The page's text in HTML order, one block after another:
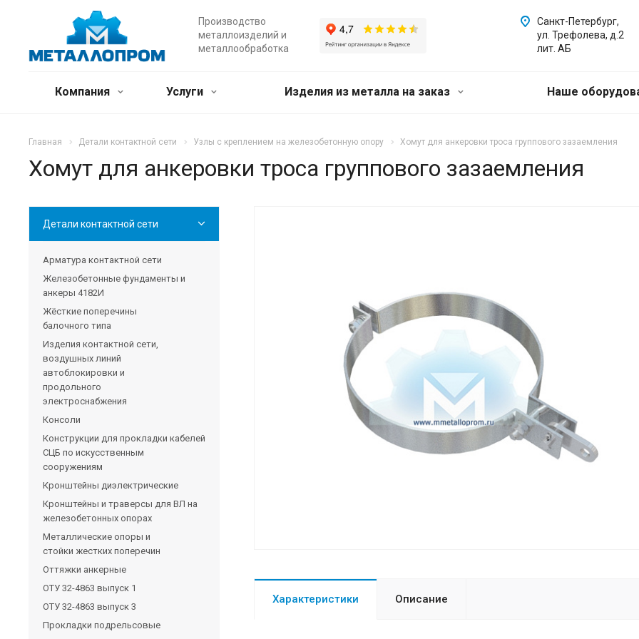
Производство
металлоизделий и
металлообработка
Санкт-Петербург,
ул. Трефолева, д.2
лит. АБ
Компания Услуги Изделия из металла на заказ Наше
Главная Детали контактной сети Узлы с креплением на железобетонную опору Хомут для анкеровки троса группового зазаемления
Хомут для анкеровки троса группового зазаемления
Характеристики Описание
Детали контактной сети
Арматура контактной сети
Железобетонные фундаменты и
анкеры 4182И
Жёсткие поперечины
балочного типа
Изделия контактной сети,
воздушных линий
автоблокировки и
продольного
электроснабжения
Консоли
Конструкции для прокладки кабелей
СЦБ по искусственным
сооружениям
Кронштейны диэлектрические
Кронштейны и траверсы для ВЛ на
железобетонных опорах
Металлические опоры и
стойки жестких поперечин
Оттяжки анкерные
ОТУ 32-4863 выпуск 1
ОТУ 32-4863 выпуск 3
Прокладки подрельсовые